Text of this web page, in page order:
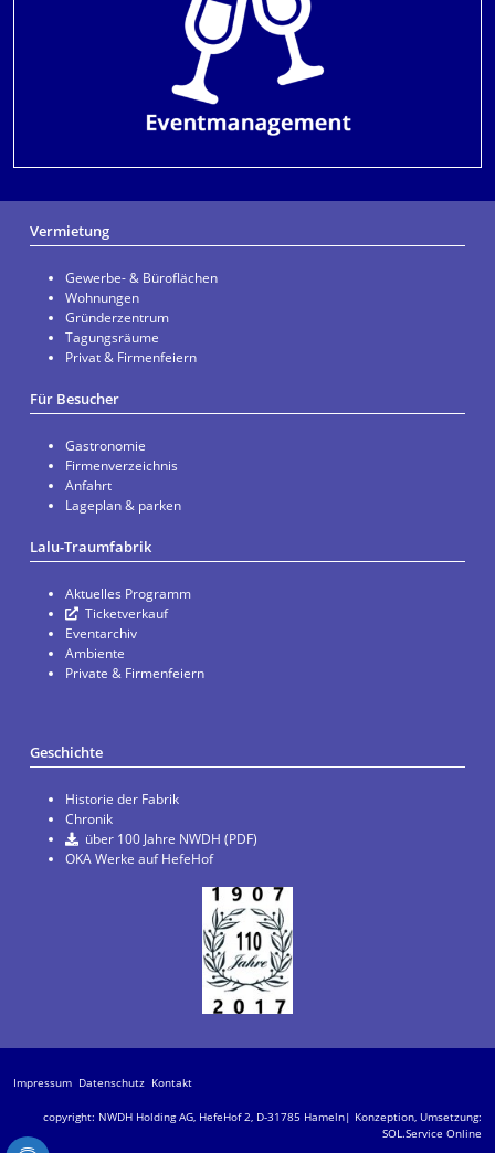
Vermietung
Gewerbe- & Büroflächen
Wohnungen
Gründerzentrum
Tagungsräume
Privat & Firmenfeiern
Für Besucher
Gastronomie
Firmenverzeichnis
Anfahrt
Lageplan & parken
Lalu-Traumfabrik
Aktuelles Programm
Ticketverkauf
Eventarchiv
Ambiente
Private & Firmenfeiern
Geschichte
Historie der Fabrik
Chronik
über 100 Jahre NWDH (PDF)
OKA Werke auf HefeHof
Impressum Datenschutz Kontakt
copyright: NWDH Holding AG, HefeHof 2, D-31785 Hameln| Konzeption, Umsetzung:
SOL.Service Online